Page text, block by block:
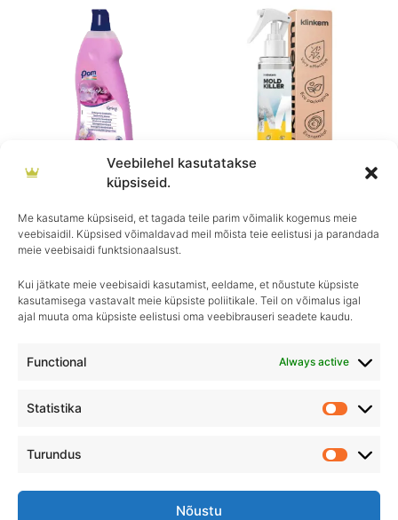
Veebilehel kasutatakse
küpsiseid.
Me kasutame küpsiseid, et tagada teile parim võimalik kogemus meie
veebisaidil. Küpsised võimaldavad meil mõista teie eelistusi ja parandada
meie veebisaidi funktsionaalsust.
Kui jätkate meie veebisaidi kasutamist, eeldame, et nõustute küpsiste
kasutamisega vastavalt meie küpsiste poliitikale. Teil on võimalus igal
ajal muuta oma küpsiste eelistusi oma veebibrauseri seadete kaudu.
Functional Always active
Statistika
Turundus
Nõustu
Sutter Professional
Sutter Ambience Spring
€7.50
Klinkem Mold Killer
€ 11.90
Igapäevane hooldus, ületamatu sära–